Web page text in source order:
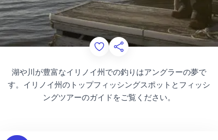
Add to Favorites
このページを共有する
湖や川が豊富なイリノイ州での釣りはアングラーの夢で
す。イリノイ州のトップフィッシングスポットとフィッシ
ングツアーのガイドをご覧ください。